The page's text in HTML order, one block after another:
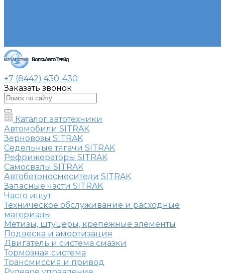
+7 (8442) 430-430
Заказать звонок
Каталог автотехники
Автомобили SITRAK
Зерновозы SITRAK
Седельные тягачи SITRAK
Рефрижераторы SITRAK
Самосвалы SITRAK
Автобетоносмесители SITRAK
Запасные части SITRAK
Часто ищут
Техническое обслуживание и расходные
материалы
Метизы, штуцеры, крепежные элементы
Подвеска и амортизация
Двигатель и система смазки
Тормозная система
Трансмиссия и привод